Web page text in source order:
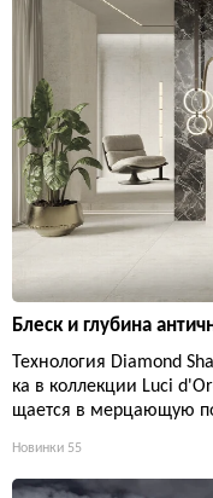
Блеск и глубина
Технология Diamond
ка в коллекции Luci
щается в мерцающую
Новинки 55